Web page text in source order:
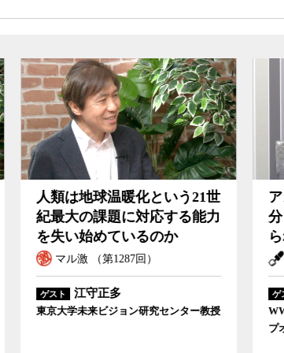
38分
アメリカ抜きのCOPで不十
分とはいえ一定の成果を上げ
られたことは評価
インタビューズ
ゲスト 田中健
WWFジャパン気候・エネルギーグルー